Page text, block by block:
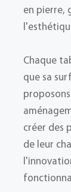
en pierre,
Chaque
que sa
créer des
de leur